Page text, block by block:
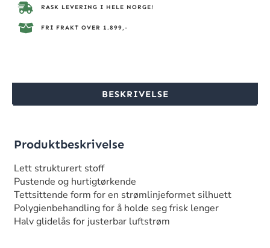
RASK LEVERING I HELE NORGE!
FRI FRAKT OVER 1.899,-
BESKRIVELSE
Produktbeskrivelse
Lett strukturert stoff
Pustende og hurtigtørkende
Tettsittende form for en strømlinjeformet silhuett
Polygienbehandling for å holde seg frisk lenger
Halv glidelås for justerbar luftstrøm